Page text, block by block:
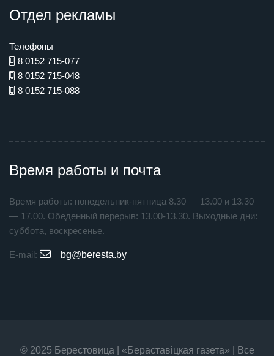
Отдел рекламы
Телефоны
8 0152 715-077
8 0152 715-048
8 0152 715-088
Время работы и почта
Время работы: понедельник-пятница 8.30 — 13.00 и 13.30
— 17.00. Обеденный перерыв: 13.00-13.30. Выходные дни:
суббота, воскресенье.
E-mail: bg@beresta.by
© 2025 Берестовица | «Бераставiцкая газета» | Все